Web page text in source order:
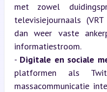
met zowel
televisiejournaals
dan weer vaste
informatiestroom.
- Digitale en sociale
platformen als
massacommunicatie